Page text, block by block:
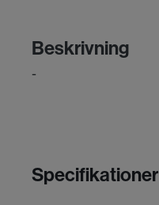
Beskrivning
-
Specifikationer